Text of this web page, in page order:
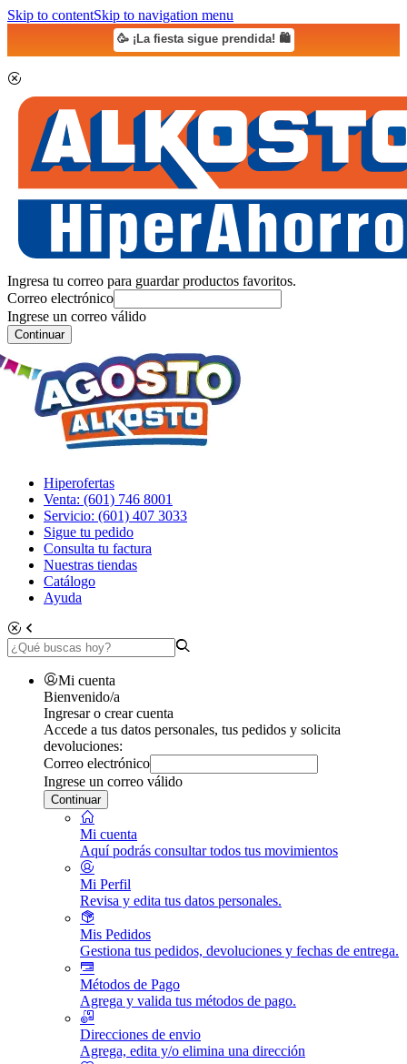
Skip to contentSkip to navigation menu
🥳 ¡La fiesta sigue prendida! 🛍️
Ingresa tu correo para guardar productos favoritos.
Correo electrónico
Ingrese un correo válido
Continuar
Hiperofertas
Venta: (601) 746 8001
Servicio: (601) 407 3033
Sigue tu pedido
Consulta tu factura
Nuestras tiendas
Catálogo
Ayuda
Mi cuenta
Bienvenido/a
Ingresar o crear cuenta
Accede a tus datos personales, tus pedidos y solicita
devoluciones:
Correo electrónico
Ingrese un correo válido
Continuar
Mi cuenta
Aquí podrás consultar todos tus movimientos
Mi Perfil
Revisa y edita tus datos personales.
Mis Pedidos
Gestiona tus pedidos, devoluciones y fechas de entrega.
Métodos de Pago
Agrega y valida tus métodos de pago.
Direcciones de envio
Agrega, edita y/o elimina una dirección